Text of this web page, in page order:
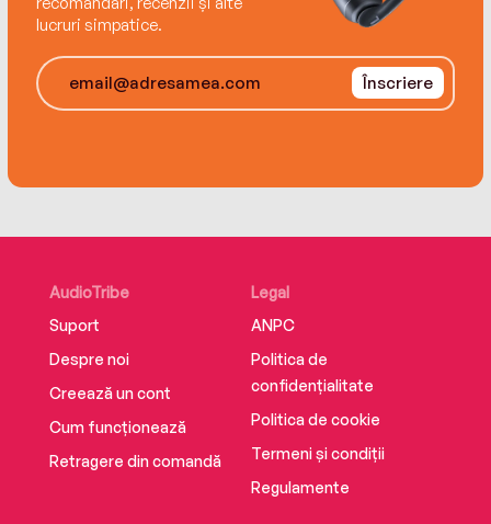
forever. And forever isn’t something he can risk.
lucruri simpatice.
Înscriere
AudioTribe
Suport
Despre noi
Creează un cont
Cum funcționează
Retragere din comandă
Legal
ANPC
Politica de
confidențialitate
Politica de cookie
Termeni și condiții
Regulamente